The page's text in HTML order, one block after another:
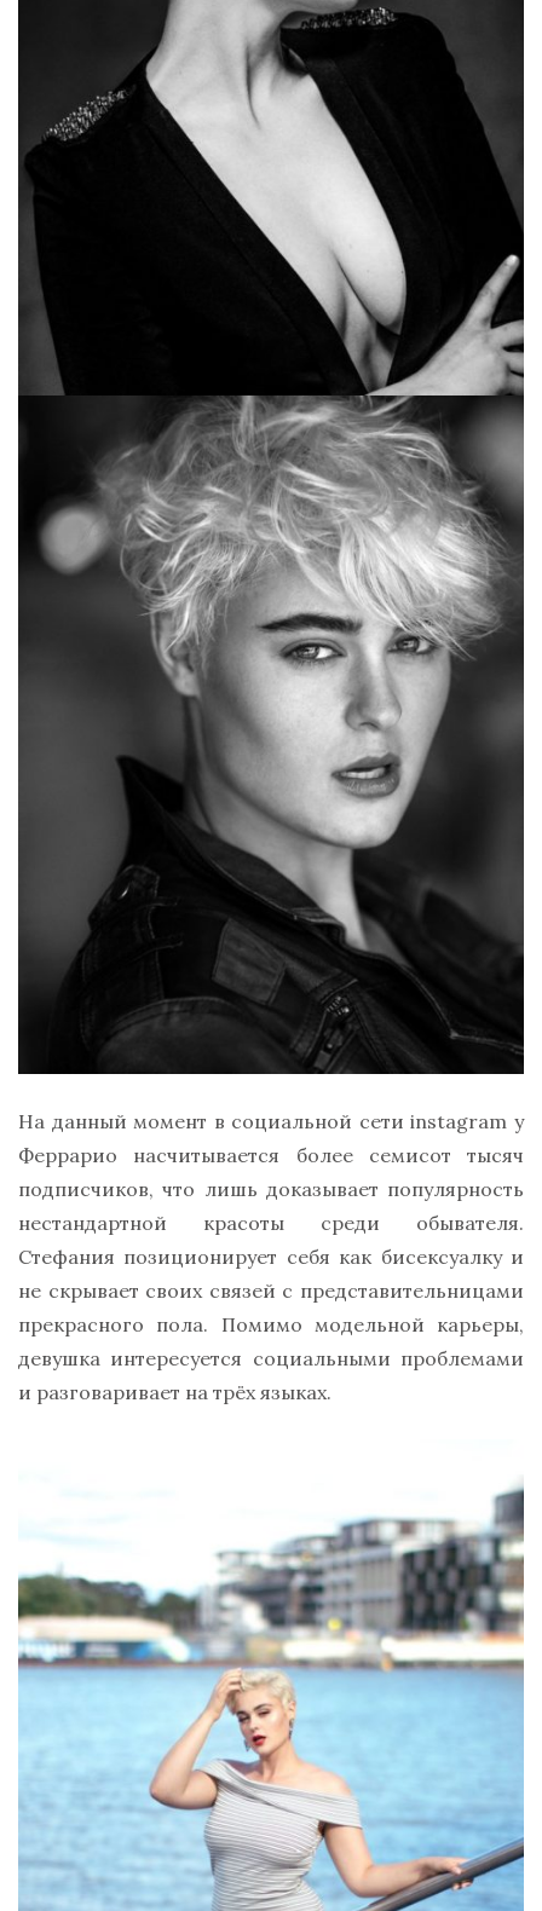
На данный момент в социальной сети instagram у
Феррарио насчитывается более семисот тысяч
подписчиков, что лишь доказывает популярность
нестандартной красоты среди обывателя.
Стефания позиционирует себя как бисексуалку и
не скрывает своих связей с представительницами
прекрасного пола. Помимо модельной карьеры,
девушка интересуется социальными проблемами
и разговаривает на трёх языках.